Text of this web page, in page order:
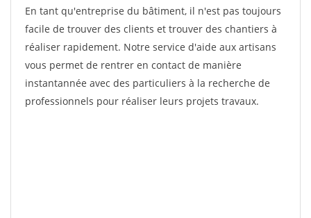
En tant qu'entreprise du bâtiment, il n'est pas toujours
facile de trouver des clients et trouver des chantiers à
réaliser rapidement. Notre service d'aide aux artisans
vous permet de rentrer en contact de manière
instantannée avec des particuliers à la recherche de
professionnels pour réaliser leurs projets travaux.